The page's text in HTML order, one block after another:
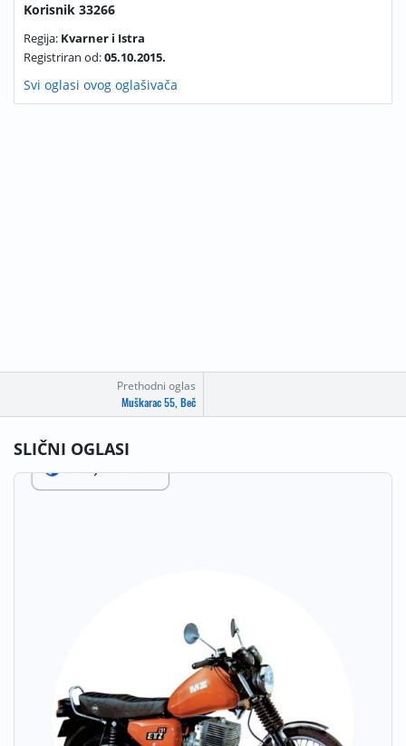
Prethodni oglas
Muškarac 55, Beč
Korisnik 33266
Regija: Kvarner i Istra
Registriran od:05.10.2015.
Svi oglasi ovog oglašivača
SLIČNI OGLASI